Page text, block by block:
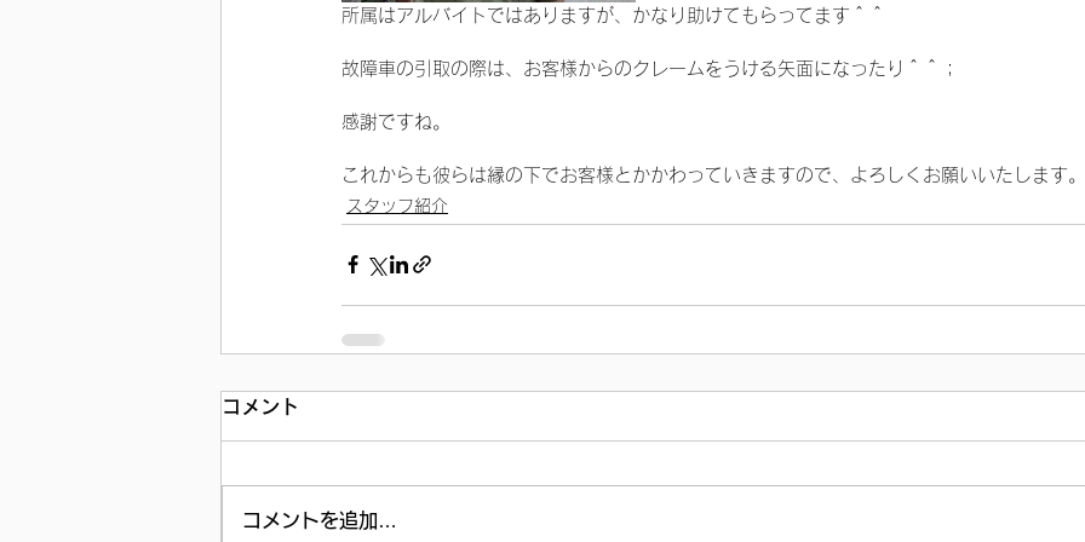
所属はアルバイトではありますが、かなり助けてもらってます＾＾
故障車の引取の際は、お客様からのクレームをうける矢面になったり＾＾；
感謝ですね。
これからも彼らは縁の下でお客様とかかわっていきますので、よろしくお願いいたします。
スタッフ紹介
コメント
コメントを追加…